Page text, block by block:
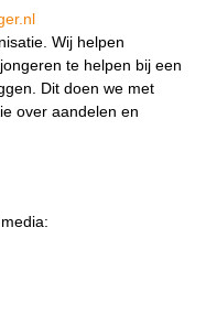
Wij helpen
te helpen bij een
Dit doen we met
over aandelen en